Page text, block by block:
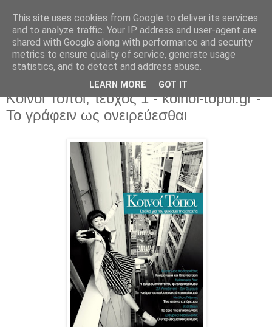
Δευτέρα 8 Αυγούστου 2016
Κοινοί Τόποι, τεύχος 1 - koinoi-topoi.gr -
Το γράφειν ως ονειρεύεσθαι
This site uses cookies from Google to deliver its services
and to analyze traffic. Your IP address and user-agent are
shared with Google along with performance and security
metrics to ensure quality of service, generate usage
statistics, and to detect and address abuse.
LEARN MORE GOT IT